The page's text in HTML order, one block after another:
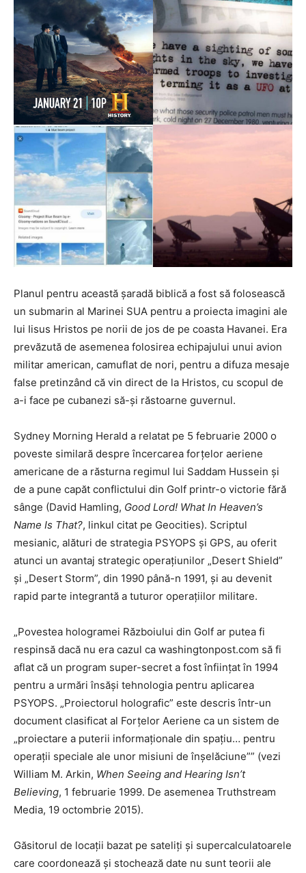
Planul pentru această șaradă biblică a fost să folosească
un submarin al Marinei SUA pentru a proiecta imagini ale
lui Iisus Hristos pe norii de jos de pe coasta Havanei. Era
prevăzută de asemenea folosirea echipajului unui avion
militar american, camuflat de nori, pentru a difuza mesaje
false pretinzând că vin direct de la Hristos, cu scopul de
a-i face pe cubanezi să-și răstoarne guvernul.
Sydney Morning Herald a relatat pe 5 februarie 2000 o
poveste similară despre încercarea forțelor aeriene
americane de a răsturna regimul lui Saddam Hussein și
de a pune capăt conflictului din Golf printr-o victorie fără
sânge (David Hamling, Good Lord! What In Heaven’s
Name Is That?, linkul citat pe Geocities). Scriptul
mesianic, alături de strategia PSYOPS și GPS, au oferit
atunci un avantaj strategic operațiunilor „Desert Shield”
și „Desert Storm”, din 1990 până-n 1991, și au devenit
rapid parte integrantă a tuturor operațiilor militare.
„Povestea hologramei Războiului din Golf ar putea fi
respinsă dacă nu era cazul ca washingtonpost.com să fi
aflat că un program super-secret a fost înființat în 1994
pentru a urmări însăși tehnologia pentru aplicarea
PSYOPS. „Proiectorul holografic” este descris într-un
document clasificat al Forțelor Aeriene ca un sistem de
„proiectare a puterii informaționale din spațiu… pentru
operații speciale ale unor misiuni de înșelăciune”” (vezi
William M. Arkin, When Seeing and Hearing Isn’t
Believing, 1 februarie 1999. De asemenea Truthstream
Media, 19 octombrie 2015).
Găsitorul de locații bazat pe sateliți și supercalculatoarele
care coordonează și stochează date nu sunt teorii ale